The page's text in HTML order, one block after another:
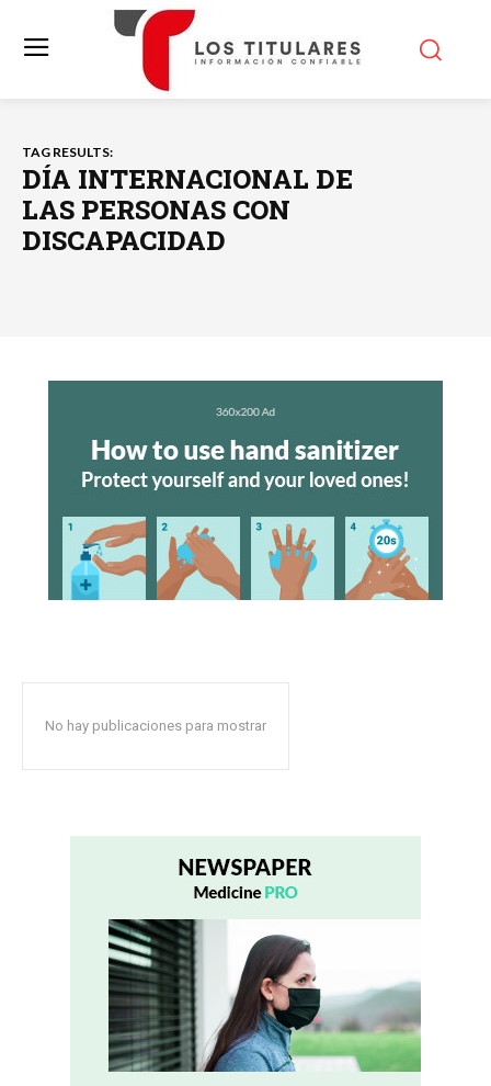
TAG RESULTS:
DÍA INTERNACIONAL DE
LAS PERSONAS CON
DISCAPACIDAD
No hay publicaciones para mostrar